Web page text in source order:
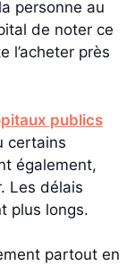
personne au
de noter ce
l’acheter près
publics
certains
également,
Les délais
plus longs.
partout en